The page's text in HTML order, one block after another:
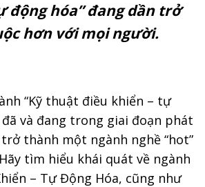
động hóa” đang dần trở
hơn với mọi người.
“Kỹ thuật điều khiển – tự
đã và đang trong giai đoạn phát
thành một ngành nghề “hot”
Hãy tìm hiểu khái quát về ngành
– Tự Động Hóa, cũng như